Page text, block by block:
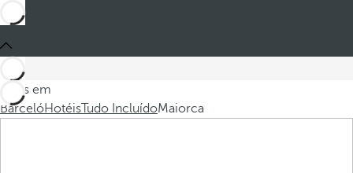
Estes em
BarcelóHotéisTudo IncluídoMaiorca